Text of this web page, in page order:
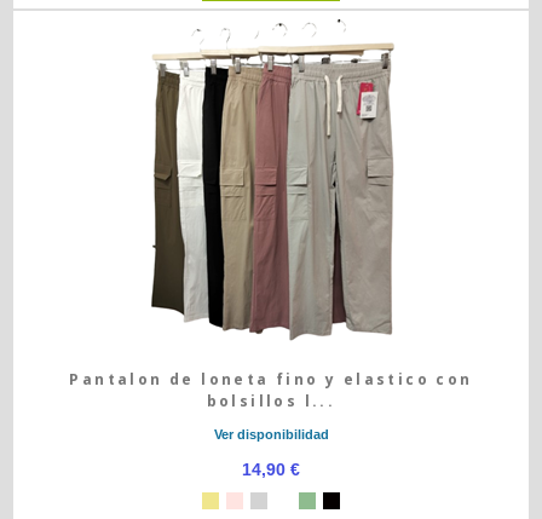
Pantalon de loneta fino y elastico con
bolsillos l...
Ver disponibilidad
14,90 €